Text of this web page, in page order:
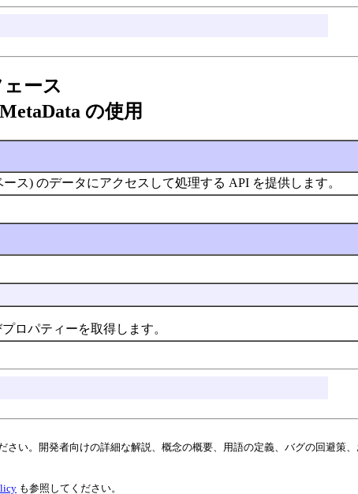
ース
の使用
ス) のデータにアクセスして処理する API を提供します。
ロパティーを取得します。
さい。開発者向けの詳細な解説、概念の概要、用語の定義、バグの回避策
も参照してください。